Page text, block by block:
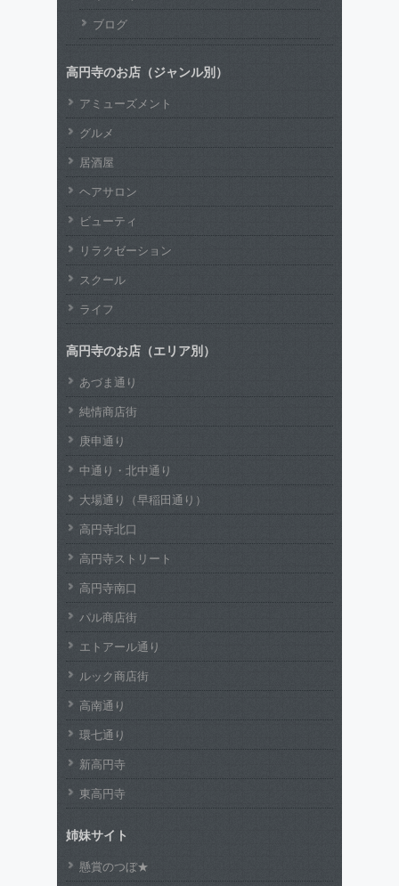
ブログ
高円寺のお店（ジャンル別）
アミューズメント
グルメ
居酒屋
ヘアサロン
ビューティ
リラクゼーション
スクール
ライフ
高円寺のお店（エリア別）
あづま通り
純情商店街
庚申通り
中通り・北中通り
大場通り（早稲田通り）
高円寺北口
高円寺ストリート
高円寺南口
パル商店街
エトアール通り
ルック商店街
高南通り
環七通り
新高円寺
東高円寺
姉妹サイト
懸賞のつぼ★